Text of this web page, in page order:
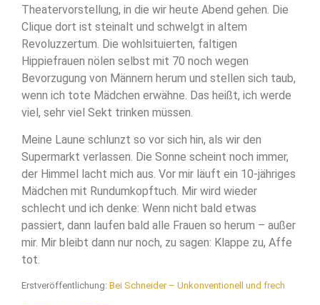
Theatervorstellung, in die wir heute Abend gehen. Die
Clique dort ist steinalt und schwelgt in altem
Revoluzzertum. Die wohlsituierten, faltigen
Hippiefrauen nölen selbst mit 70 noch wegen
Bevorzugung von Männern herum und stellen sich taub,
wenn ich tote Mädchen erwähne. Das heißt, ich werde
viel, sehr viel Sekt trinken müssen.
Meine Laune schlunzt so vor sich hin, als wir den
Supermarkt verlassen. Die Sonne scheint noch immer,
der Himmel lacht mich aus. Vor mir läuft ein 10-jähriges
Mädchen mit Rundumkopftuch. Mir wird wieder
schlecht und ich denke: Wenn nicht bald etwas
passiert, dann laufen bald alle Frauen so herum – außer
mir. Mir bleibt dann nur noch, zu sagen: Klappe zu, Affe
tot.
Erstveröffentlichung: Bei Schneider – Unkonventionell und frech